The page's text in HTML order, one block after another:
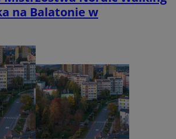
na Balatonie w